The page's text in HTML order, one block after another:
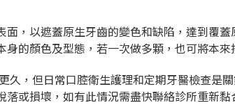
，以遮蓋原生牙齒的變色和缺陷，達到覆
的顏色及型態，若一次做多顆，也可將本
久，但日常口腔衛生護理和定期牙醫檢查是
或損壞，如有此情況需盡快聯絡診所重新